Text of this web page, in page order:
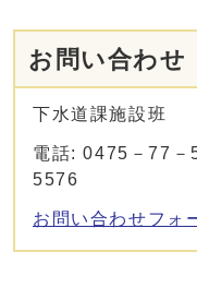
お問い合わせ
下水道課施設班
電話: 0475－77－
5576
お問い合わせフォ